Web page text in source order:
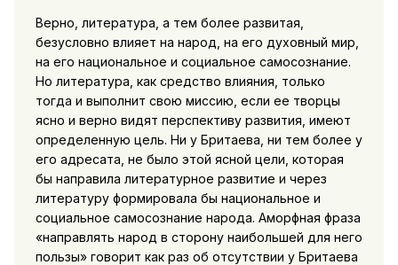
Верно, литература, а тем более развитая,
безусловно влияет на народ, на его духовный мир,
на его национальное и социальное самосознание.
Но литература, как средство влияния, только
тогда и выполнит свою миссию, если ее творцы
ясно и верно видят перспективу развития, имеют
определенную цель. Ни у Бритаева, ни тем более у
его адресата, не было этой ясной цели, которая
бы направила литературное развитие и через
литературу формировала бы национальное и
социальное самосознание народа. Аморфная фраза
«направлять народ в сторону наибольшей для него
пользы» говорит как раз об отсутствии у Бритаева